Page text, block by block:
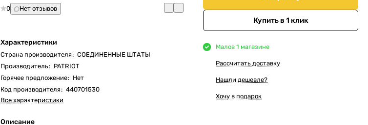
0 Нет отзывов
Характеристики
Страна производителя: СОЕДИНЕННЫЕ ШТАТЫ
Производитель: PATRIOT
Горячее предложение: Нет
Код производителя: 440701530
Все характеристики
Описание
Купить в 1 клик
Малов 1 магазине
Рассчитать доставку
Нашли дешевле?
Хочу в подарок